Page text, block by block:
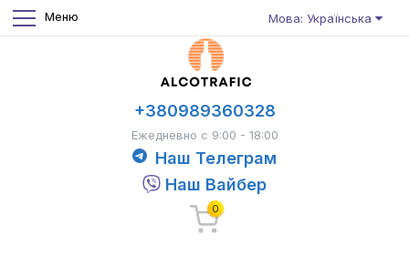
Меню Мова: Українська
+380989360328
Ежедневно с 9:00 - 18:00
Наш Телеграм
Наш Вайбер
0